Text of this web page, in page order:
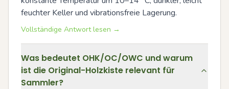
feuchter Keller und vibrationsfreie Lagerung.
Vollständige Antwort lesen →
Was bedeutet OHK/OC/OWC und warum
ist die Original-Holzkiste relevant für
Sammler?